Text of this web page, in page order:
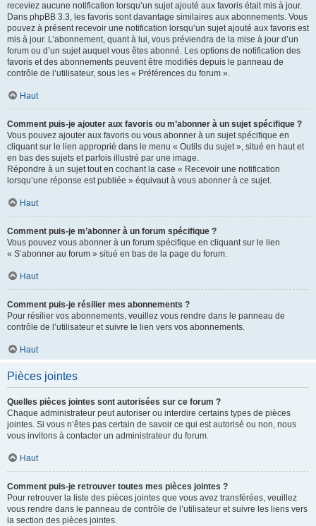
receviez aucune notification lorsqu’un sujet ajouté aux favoris était mis à jour.
Dans phpBB 3.3, les favoris sont davantage similaires aux abonnements. Vous
pouvez à présent recevoir une notification lorsqu’un sujet ajouté aux favoris est
mis à jour. L’abonnement, quant à lui, vous préviendra de la mise à jour d’un
forum ou d’un sujet auquel vous êtes abonné. Les options de notification des
favoris et des abonnements peuvent être modifiés depuis le panneau de
contrôle de l’utilisateur, sous les « Préférences du forum ».
Haut
Comment puis-je ajouter aux favoris ou m’abonner à un sujet spécifique ?
Vous pouvez ajouter aux favoris ou vous abonner à un sujet spécifique en
cliquant sur le lien approprié dans le menu « Outils du sujet », situé en haut et
en bas des sujets et parfois illustré par une image.
Répondre à un sujet tout en cochant la case « Recevoir une notification
lorsqu’une réponse est publiée » équivaut à vous abonner à ce sujet.
Haut
Comment puis-je m’abonner à un forum spécifique ?
Vous pouvez vous abonner à un forum spécifique en cliquant sur le lien
« S’abonner au forum » situé en bas de la page du forum.
Haut
Comment puis-je résilier mes abonnements ?
Pour résilier vos abonnements, veuillez vous rendre dans le panneau de
contrôle de l’utilisateur et suivre le lien vers vos abonnements.
Haut
Pièces jointes
Quelles pièces jointes sont autorisées sur ce forum ?
Chaque administrateur peut autoriser ou interdire certains types de pièces
jointes. Si vous n’êtes pas certain de savoir ce qui est autorisé ou non, nous
vous invitons à contacter un administrateur du forum.
Haut
Comment puis-je retrouver toutes mes pièces jointes ?
Pour retrouver la liste des pièces jointes que vous avez transférées, veuillez
vous rendre dans le panneau de contrôle de l’utilisateur et suivre les liens vers
la section des pièces jointes.